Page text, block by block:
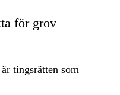
för grov
tingsrätten som